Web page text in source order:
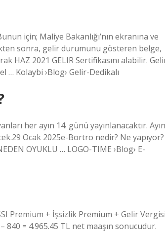
için; Maliye Bakanlığı’nın ekranına ve
sonra, gelir durumunu gösteren belge,
HAZ 2021 GELIR Sertifikasını alabilir.
… Kolaybi ›Blog› Gelir-Dedikalı
her ayın 14. günü yayınlanacaktır. Ayın
Ocak 2025e-Bortro nedir? Ne yapıyor?
OYUKLU … LOGO-TIME ›Blog› E-
Premium + İşsizlik Premium + Gelir
840 = 4.965.45 TL net maaşın sonucudur.